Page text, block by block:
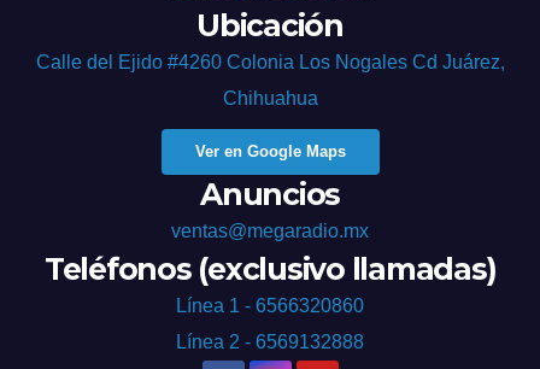
Ubicación
Calle del Ejido #4260 Colonia Los Nogales Cd Juárez,
Chihuahua
Ver en Google Maps
Anuncios
ventas@megaradio.mx
Teléfonos (exclusivo llamadas)
Línea 1 - 6566320860
Línea 2 - 6569132888